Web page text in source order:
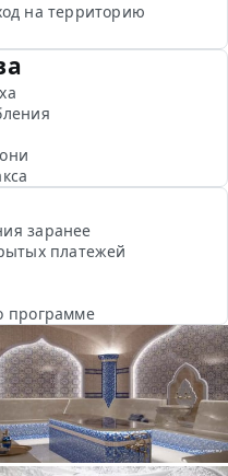
на территорию
заранее
платежей
программе